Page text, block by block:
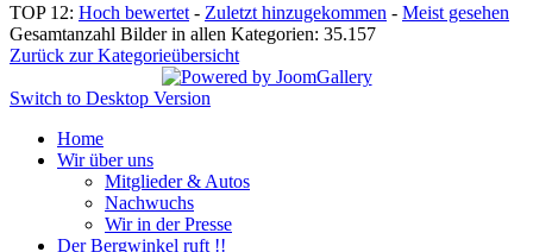
TOP 12: Hoch bewertet - Zuletzt hinzugekommen - Meist gesehen
Gesamtanzahl Bilder in allen Kategorien: 35.157
Zurück zur Kategorieübersicht
Switch to Desktop Version
Home
Wir über uns
Mitglieder & Autos
Nachwuchs
Wir in der Presse
Der Bergwinkel ruft !!